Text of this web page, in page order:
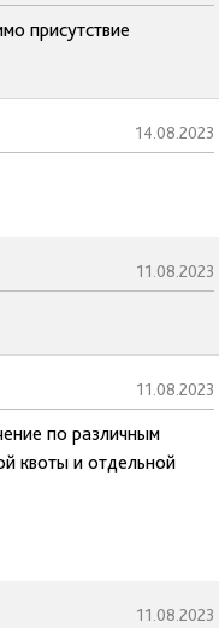
присутствие
14.08.2023
11.08.2023
11.08.2023
по различным
квоты и отдельной
11.08.2023